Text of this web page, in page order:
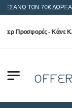
ΑΝΩ ΤΩΝ 70€
Προσφορές - Κάνε